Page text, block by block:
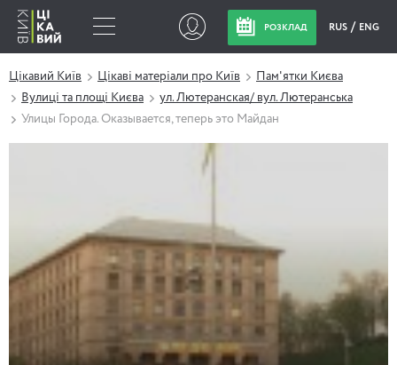
РОЗКЛАД RUS ENG
Цікавий Київ Цікаві матеріали про Київ
Пам'ятки Києва
Вулиці та площі Києва
ул. Лютеранская/ вул. Лютеранська
Улицы Города. Оказывается, теперь это Майдан